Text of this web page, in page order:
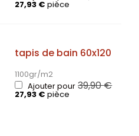
27,93 € pièce
tapis de bain 60x120
1100gr/m2
Ajouter pour 39,90€
27,93 € pièce